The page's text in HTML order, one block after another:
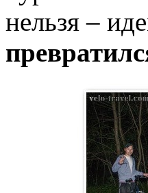
нельзя –